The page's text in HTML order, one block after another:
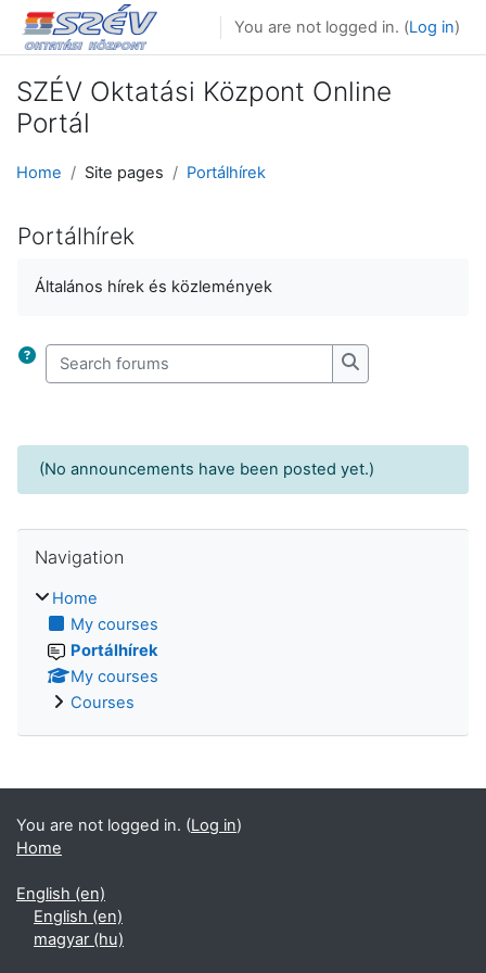
Skip to main content
You are not logged in. (Log in)
SZÉV Oktatási Központ Online
Portál
Home Site pages Portálhírek
Portálhírek
Általános hírek és közlemények
Search forums
Search forums
(No announcements have been posted yet.)
Navigation
Home
My courses
Portálhírek
My courses
Courses
You are not logged in. (Log in)
Home
English ‎(en)‎
English ‎(en)‎
magyar ‎(hu)‎